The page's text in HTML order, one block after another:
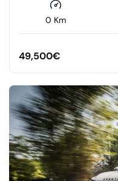
0 Km
49,500€